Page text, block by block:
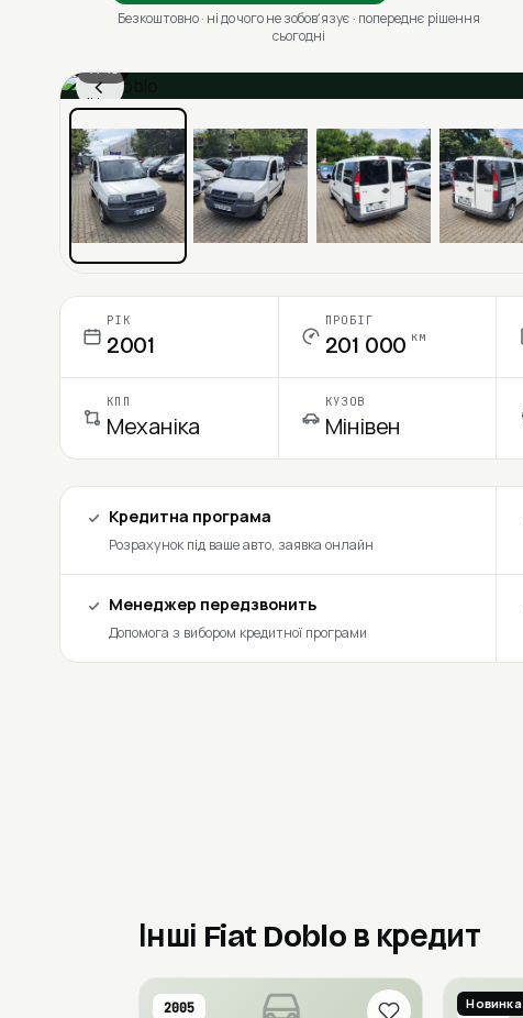
Безкоштовно · ні до чого не зобовʼязує · попереднє рішення
сьогодні
‹
1 / 13
Ціна в місяць
РІК
2001
ПРОБІГ
201 000 км
КПП
Механіка
КУЗОВ
Мінівен
Кредитна програма
Розрахунок під ваше авто, заявка онлайн
Менеджер передзвонить
Допомога з вибором кредитної програми
Інші Fiat Doblo в кредит
2005 2022
Новинка